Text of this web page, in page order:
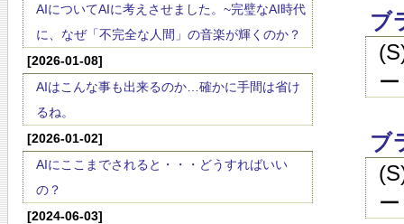
AIについてAIに考えさせました。~完璧なAI時代
に、なぜ「不完全な人間」の音楽が輝くのか？
[2026-01-08]
AIはこんな事も出来るのか…確かに手間は省け
るね。
[2026-01-02]
AIにここまでされると・・・どうすればいい
の？
[2024-06-03]
ブ
ブ